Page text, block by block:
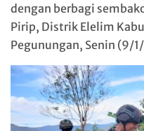
dengan berbagi
Pirip, Distrik Elelim
Pegunungan, Senin (9/